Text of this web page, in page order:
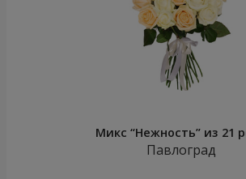
Микс “Нежность” из 21
Павлоград